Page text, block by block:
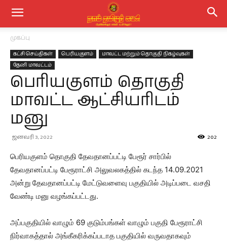
முகப்பு
கட்சி செய்திகள் பெரியகுளம்
மாவட்ட மற்றும் தொகுதி நிகழ்வுகள்
தேனி மாவட்டம்
பெரியகுளம் தொகுதி
மாவட்ட ஆட்சியரிடம்
மனு
ஜனவரி 3, 2022 202
பெரியகுளம் தொகுதி தேவதானப்பட்டி பேரூர் சார்பில்
தேவதானப்பட்டி பேரூராட்சி அலுவலகத்தில் கடந்த 14.09.2021
அன்று தேவதானப்பட்டி மேட்டுவளைவு பகுதியில் அடிப்படை வசதி
வேண்டி மனு வழங்கப்பட்டது.
அப்பகுதியில் வாழும் 69 குடும்பங்கள் வாழும் பகுதி பேரூராட்சி
நிர்வாகத்தால் அங்கீகரிக்கப்படாத பகுதியில் வருவதாகவும்